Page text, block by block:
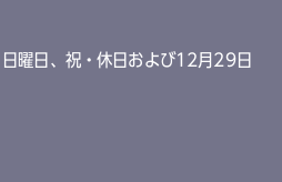
曜日、祝・休日および12月29日